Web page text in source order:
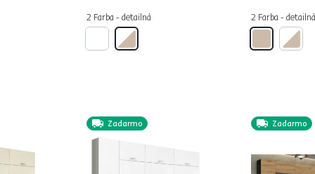
2 Farba - detailná 2 Farba - detailná
Zadarmo Zadarmo